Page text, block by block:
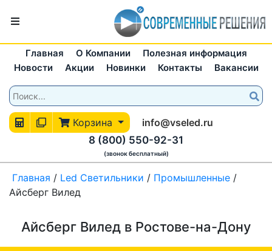
Главная О Компании
Полезная информация
Новости
Акции Новинки Контакты Вакансии
Корзина
info@vseled.ru
8 (800) 550-92-31
(звонок бесплатный)
Главная / Led Светильники / Промышленные /
Айсберг Вилед
Айсберг Вилед в Ростове-на-Дону